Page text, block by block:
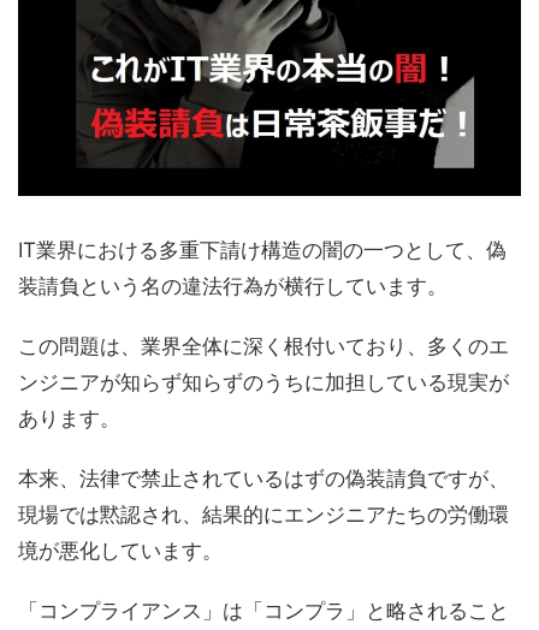
IT業界における多重下請け構造の闇の一つとして、偽
装請負という名の違法行為が横行しています。
この問題は、業界全体に深く根付いており、多くのエ
ンジニアが知らず知らずのうちに加担している現実が
あります。
本来、法律で禁止されているはずの偽装請負ですが、
現場では黙認され、結果的にエンジニアたちの労働環
境が悪化しています。
「コンプライアンス」は「コンプラ」と略されること